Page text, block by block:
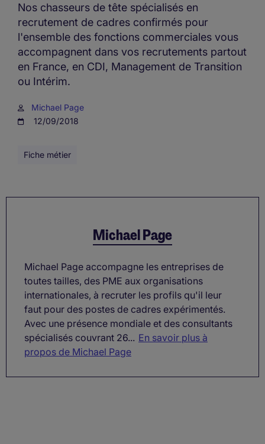
Nos chasseurs de tête spécialisés en
recrutement de cadres confirmés pour
l'ensemble des fonctions commerciales vous
accompagnent dans vos recrutements partout
en France, en CDI, Management de Transition
ou Intérim.
Michael Page
12/09/2018
Fiche métier
Michael Page
Michael Page accompagne les entreprises de
toutes tailles, des PME aux organisations
internationales, à recruter les profils qu'il leur
faut pour des postes de cadres expérimentés.
Avec une présence mondiale et des consultants
spécialisés couvrant 26... En savoir plus à
propos de Michael Page